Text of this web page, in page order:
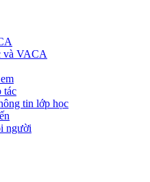
và VACA
tác
tin lớp học
người